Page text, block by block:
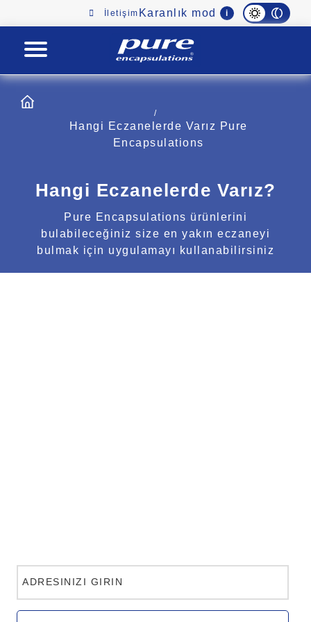
navigation
İletişim Karanlık mod i
PURE
Hangi Eczanelerde Varız Pure Encapsulations
Pure Encapsulations ürünlerini bulabileceğiniz
size en yakın eczaneyi bulmak için uygulamayı
kullanabilirsiniz
ADRESINIZI GIRIN